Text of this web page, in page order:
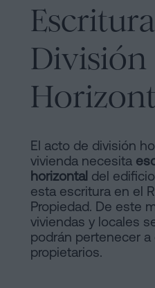
Quiénes
somos
Notaría
online
Blog
Notaría
Herencias
Barcelona
de
Compraventa
en
Barcelona
Hipotecas
Disolución
División
El acto de división
vivienda necesita
horizontal del
esta escritura en el
Propiedad. De este
viviendas y locales
podrán pertenecer
propietarios.